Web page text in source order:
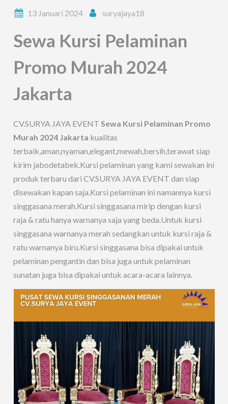
13 Januari 2024 suryajaya18
Sewa Kursi Pelaminan
Promo Murah 2024
Jakarta
CV.SURYA JAYA EVENTSewa Kursi Pelaminan Promo
Murah 2024 Jakarta kualitas
terbaik,aman,nyaman,elegant,mewah,bersih,terawat siap
kirim jabodetabek.Kursi pelaminan yang kami sewakan ini
produk terbaru dari CV.SURYA JAYA EVENT dan siap
disewakan kapan saja.Kursi pelaminan ini namannya kursi
singgasana merah.Kursi singgasana mirip dengan kursi
raja & ratu hanya warnanya saja yang beda.Untuk kursi
singgasana warnanya merah sedangkan untuk kursi raja &
ratu warnanya biru.Kursi singgasana bisa dipakai untuk
pelaminan pengantin dan bisa juga untuk pelaminan
sunatan juga bisa dipakai untuk acara-acara lainnya.